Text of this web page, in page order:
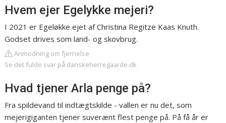
Hvem ejer Egelykke mejeri?
I 2021 er Egeløkke ejet af Christina Regitze Kaas Knuth.
Godset drives som land- og skovbrug.
Anmodning om fjernelse
Se det fulde svar på danskeherregaarde.dk
Hvad tjener Arla penge på?
Fra spildevand til indtægtskilde - vallen er nu det, som
mejerigiganten tjener suverænt flest penge på. På få år er